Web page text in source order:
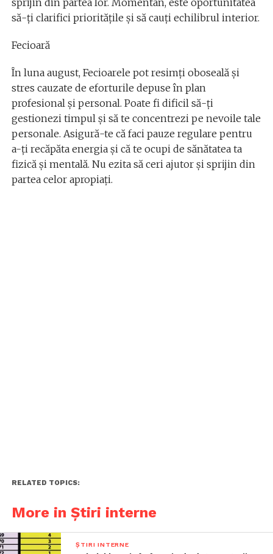
sprijin din partea lor. Momentan, este oportunitatea
să-ți clarifici prioritățile și să cauți echilibrul interior.
Fecioară
În luna august, Fecioarele pot resimți oboseală și
stres cauzate de eforturile depuse în plan
profesional și personal. Poate fi dificil să-ți
gestionezi timpul și să te concentrezi pe nevoile tale
personale. Asigură-te că faci pauze regulare pentru
a-ți recăpăta energia și că te ocupi de sănătatea ta
fizică și mentală. Nu ezita să ceri ajutor și sprijin din
partea celor apropiați.
RELATED TOPICS:
More in Știri interne
ȘTIRI INTERNE